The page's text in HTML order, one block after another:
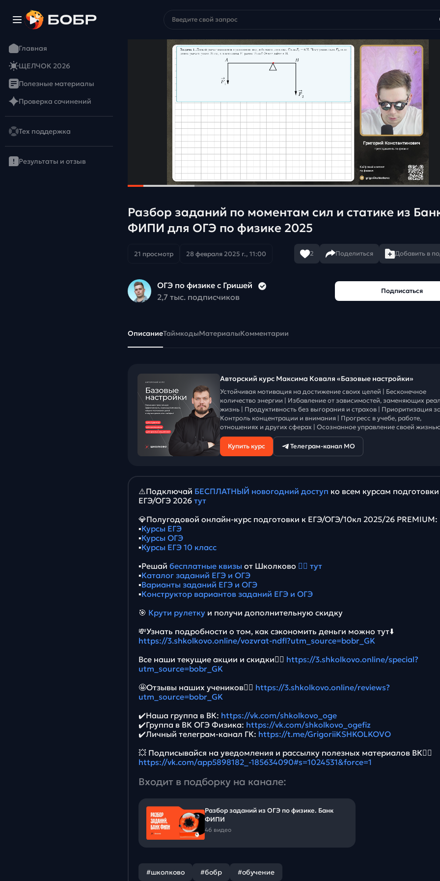
Главная
ЩЕЛЧОК 2026
Полезные материалы
Проверка сочинений
Тех поддержка
Результаты и отзыв
Разбор заданий по моментам сил и статике из
ФИПИ для ОГЭ по физике 2025
21 просмотр 28 февраля 2025 г., 11:00 2 Поделиться Добавить в
ОГЭ по физике с Гришей
2,7 тыс. подписчиков
Подписаться
ОписаниеТаймкодыМатериалыКомментарии
Авторский курс Максима Коваля «Базовые настройки»
Устойчивая мотивация на достижение своих целей | Бесконечное
количество энергии | Избавление от зависимостей, заменяющих
жизнь | Продуктивность без выгорания и страхов | Приоритизация
Контроль концентрации и внимания | Прогресс в учебе, работе,
отношениях и других сферах | Осознанное управление своей
Купить курс Телеграм-канал МО
⚠️Подключай БЕСПЛАТНЫЙ новогодний доступ ко всем курсам
ЕГЭ/ОГЭ 2026 тут
💎Полугодовой онлайн-курс подготовки к ЕГЭ/ОГЭ/10кл 2025/26 PREMIUM:
▪️Курсы ЕГЭ
▪️Курсы ОГЭ
▪️Курсы ЕГЭ 10 класс
▪️Решай бесплатные квизы от Школково 👉🏻 тут
▪️Каталог заданий ЕГЭ и ОГЭ
▪️Варианты заданий ЕГЭ и ОГЭ
▪️Конструктор вариантов заданий ЕГЭ и ОГЭ
🎯 Крути рулетку и получи дополнительную скидку
💸Узнать подробности о том, как сэкономить деньги можно тут⬇️
https://3.shkolkovo.online/vozvrat-ndfl?utm_source=bobr_GK
Все наши текущие акции и скидки👉🏻 https://3.shkolkovo.online/special?
utm_source=bobr_GK
🤩Отзывы наших учеников👉🏻 https://3.shkolkovo.online/reviews?
utm_source=bobr_GK
✔️Наша группа в ВК: https://vk.com/shkolkovo_oge
✔️Группа в ВК ОГЭ Физика: https://vk.com/shkolkovo_ogefiz
✔️Личный телеграм-канал ГК: https://t.me/GrigoriiKSHKOLKOVO
💥 Подписывайся на уведомления и рассылку полезных материалов ВК👉🏻
https://vk.com/app5898182_-185634090#s=1024531&force=1
Входит в подборку на канале:
Разбор заданий из ОГЭ по физике. Банк
ФИПИ
46 видео
#школково #бобр #обучение